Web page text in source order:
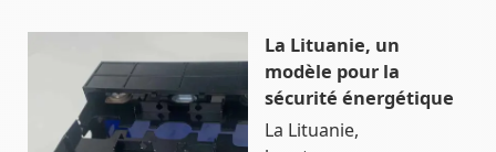
La Lituanie, un
modèle pour la
sécurité énergétique
La Lituanie,